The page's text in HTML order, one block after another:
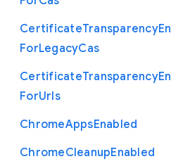
CertificateTransparency
ForLegacyCas
CertificateTransparency
ForUrls
ChromeAppsEnabled
ChromeCleanupEnabled